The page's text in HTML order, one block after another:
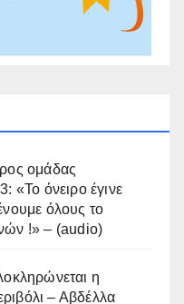
ομάδας
όνειρο έγινε
όλους το
!» – (audio)
η
– Αβδέλλα